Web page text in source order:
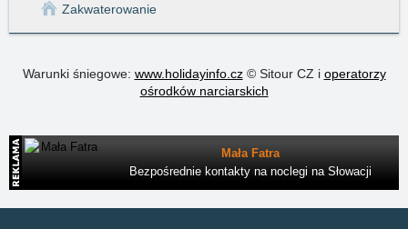
Zakwaterowanie
Warunki śniegowe: www.holidayinfo.cz© Sitour CZ i operatorzy
ośrodków narciarskich
Mała Fatra
Bezpośrednie kontakty na noclegi na Słowacji